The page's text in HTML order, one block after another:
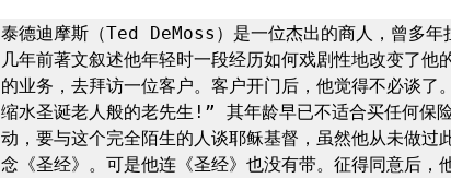
泰德迪摩斯（Ted DeMoss）是一位杰出的商人，曾多年
几年前著文叙述他年轻时一段经历如何戏剧性地改变了他
的业务，去拜访一位客户。客户开门后，他觉得不必谈了
缩水圣诞老人般的老先生!” 其年龄早已不适合买任何保
动，要与这个完全陌生的人谈耶稣基督，虽然他从未做过
念《圣经》。可是他连《圣经》也没有带。征得同意后，